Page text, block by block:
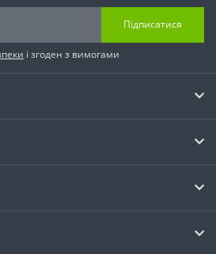
Підписатися
і згоден з вимогами